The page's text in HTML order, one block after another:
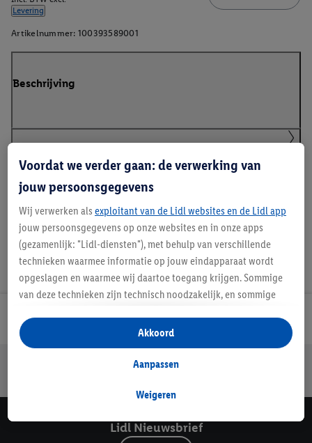
Levering
Artikelnummer: 100393589001
Beschrijving
Klanteninformatie over batterijen Europese
Batterijenverordening
Lidl Nieuwsbrief
Jouw voordelen bij ons als Lidl webshop klant
Lidl Nieuwsbrief
Voordat we verder gaan: de verwerking van
jouw persoonsgegevens
Wij verwerken als exploitant van de Lidl websites en de Lidl app
jouw persoonsgegevens op onze websites en in onze apps
(gezamenlijk: "Lidl-diensten"), met behulp van verschillende
technieken waarmee informatie op jouw eindapparaat wordt
opgeslagen en waarmee wij daartoe toegang krijgen. Sommige
van deze technieken zijn technisch noodzakelijk, en sommige
opslaan van voorkeursinstellingen, het verzamelen en
analyseren van statistieken of voor het tonen van
gepersonaliseerde reclame binnen en buiten de Lidl-diensten.
gegevens over jouw aankoopgedrag in de winkel ook voor de
Als je hier toestemming geeft aan ons voor het personaliseren
Weigeren
Aanpassen
Akkoord